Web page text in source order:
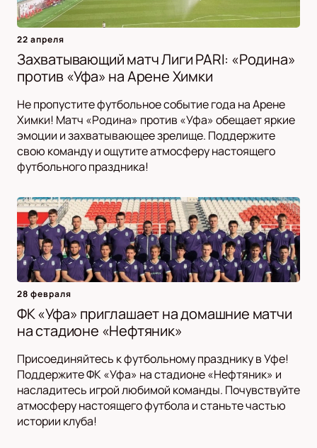
22 апреля
Захватывающий матч Лиги PARI: «Родина»
против «Уфа» на Арене Химки
Не пропустите футбольное событие года на Арене
Химки! Матч «Родина» против «Уфа» обещает яркие
эмоции и захватывающее зрелище. Поддержите
свою команду и ощутите атмосферу настоящего
футбольного праздника!
28 февраля
ФК «Уфа» приглашает на домашние матчи
на стадионе «Нефтяник»
Присоединяйтесь к футбольному празднику в Уфе!
Поддержите ФК «Уфа» на стадионе «Нефтяник» и
насладитесь игрой любимой команды. Почувствуйте
атмосферу настоящего футбола и станьте частью
истории клуба!